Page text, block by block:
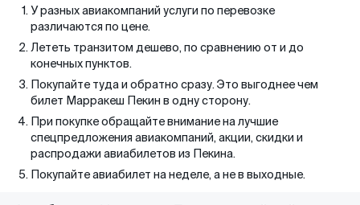
У разных авиакомпаний услуги по перевозке
различаются по цене.
Лететь транзитом дешево, по сравнению от и до
конечных пунктов.
Покупайте туда и обратно сразу. Это выгоднее чем
билет Марракеш Пекин в одну сторону.
При покупке обращайте внимание на лучшие
спецпредложения авиакомпаний, акции, скидки и
распродажи авиабилетов из Пекина.
Покупайте авиабилет на неделе, а не в выходные.